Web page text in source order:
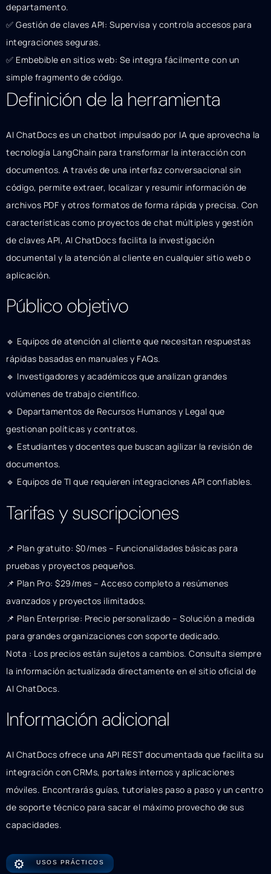
departamento.
✅ Gestión de claves API: Supervisa y controla accesos para
integraciones seguras.
✅ Embebible en sitios web: Se integra fácilmente con un
simple fragmento de código.
Definición de la herramienta
AI ChatDocs es un chatbot impulsado por IA que aprovecha la
tecnología LangChain para transformar la interacción con
documentos. A través de una interfaz conversacional sin
código, permite extraer, localizar y resumir información de
archivos PDF y otros formatos de forma rápida y precisa. Con
características como proyectos de chat múltiples y gestión
de claves API, AI ChatDocs facilita la investigación
documental y la atención al cliente en cualquier sitio web o
aplicación.
Público objetivo
🔹 Equipos de atención al cliente que necesitan respuestas
rápidas basadas en manuales y FAQs.
🔹 Investigadores y académicos que analizan grandes
volúmenes de trabajo científico.
🔹 Departamentos de Recursos Humanos y Legal que
gestionan políticas y contratos.
🔹 Estudiantes y docentes que buscan agilizar la revisión de
documentos.
🔹 Equipos de TI que requieren integraciones API confiables.
Tarifas y suscripciones
📌 Plan gratuito: $0/mes – Funcionalidades básicas para
pruebas y proyectos pequeños.
📌 Plan Pro: $29/mes – Acceso completo a resúmenes
avanzados y proyectos ilimitados.
📌 Plan Enterprise: Precio personalizado – Solución a medida
para grandes organizaciones con soporte dedicado.
Nota : Los precios están sujetos a cambios. Consulta siempre
la información actualizada directamente en el sitio oficial de
AI ChatDocs.
Información adicional
AI ChatDocs ofrece una API REST documentada que facilita su
integración con CRMs, portales internos y aplicaciones
móviles. Encontrarás guías, tutoriales paso a paso y un centro
de soporte técnico para sacar el máximo provecho de sus
capacidades.
⚙️ USOS PRÁCTICOS